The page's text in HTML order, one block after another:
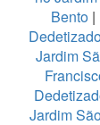
Bento|
Jardim
Jardim